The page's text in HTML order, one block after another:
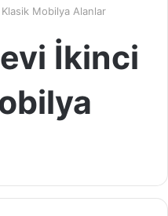
Mobilya Alanlar
İkinci